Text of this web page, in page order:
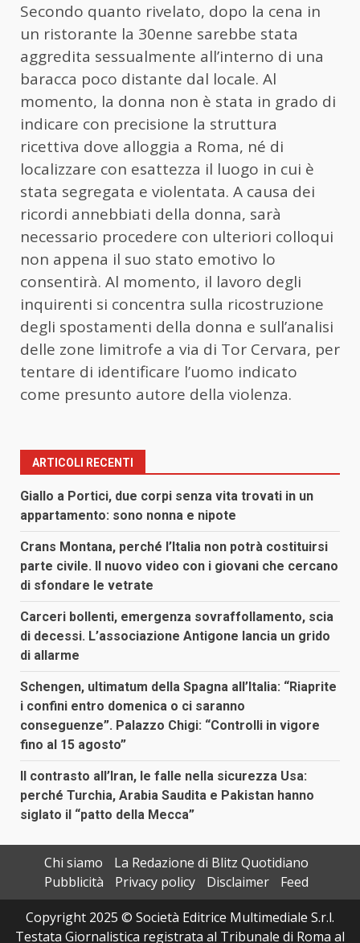
Secondo quanto rivelato, dopo la cena in
un ristorante la 30enne sarebbe stata
aggredita sessualmente all’interno di una
baracca poco distante dal locale. Al
momento, la donna non è stata in grado di
indicare con precisione la struttura
ricettiva dove alloggia a Roma, né di
localizzare con esattezza il luogo in cui è
stata segregata e violentata. A causa dei
ricordi annebbiati della donna, sarà
necessario procedere con ulteriori colloqui
non appena il suo stato emotivo lo
consentirà. Al momento, il lavoro degli
inquirenti si concentra sulla ricostruzione
degli spostamenti della donna e sull’analisi
delle zone limitrofe a via di Tor Cervara, per
tentare di identificare l’uomo indicato
come presunto autore della violenza.
ARTICOLI RECENTI
Giallo a Portici, due corpi senza vita trovati in un
appartamento: sono nonna e nipote
Crans Montana, perché l’Italia non potrà costituirsi
parte civile. Il nuovo video con i giovani che cercano
di sfondare le vetrate
Carceri bollenti, emergenza sovraffollamento, scia
di decessi. L’associazione Antigone lancia un grido
di allarme
Schengen, ultimatum della Spagna all’Italia: “Riaprite
i confini entro domenica o ci saranno
conseguenze”. Palazzo Chigi: “Controlli in vigore
fino al 15 agosto”
Il contrasto all’Iran, le falle nella sicurezza Usa:
perché Turchia, Arabia Saudita e Pakistan hanno
siglato il “patto della Mecca”
Chi siamo
La Redazione di Blitz Quotidiano
Pubblicità
Privacy policy Disclaimer
Feed
Copyright 2025 © Società Editrice Multimediale S.r.l.
Testata Giornalistica registrata al Tribunale di Roma al